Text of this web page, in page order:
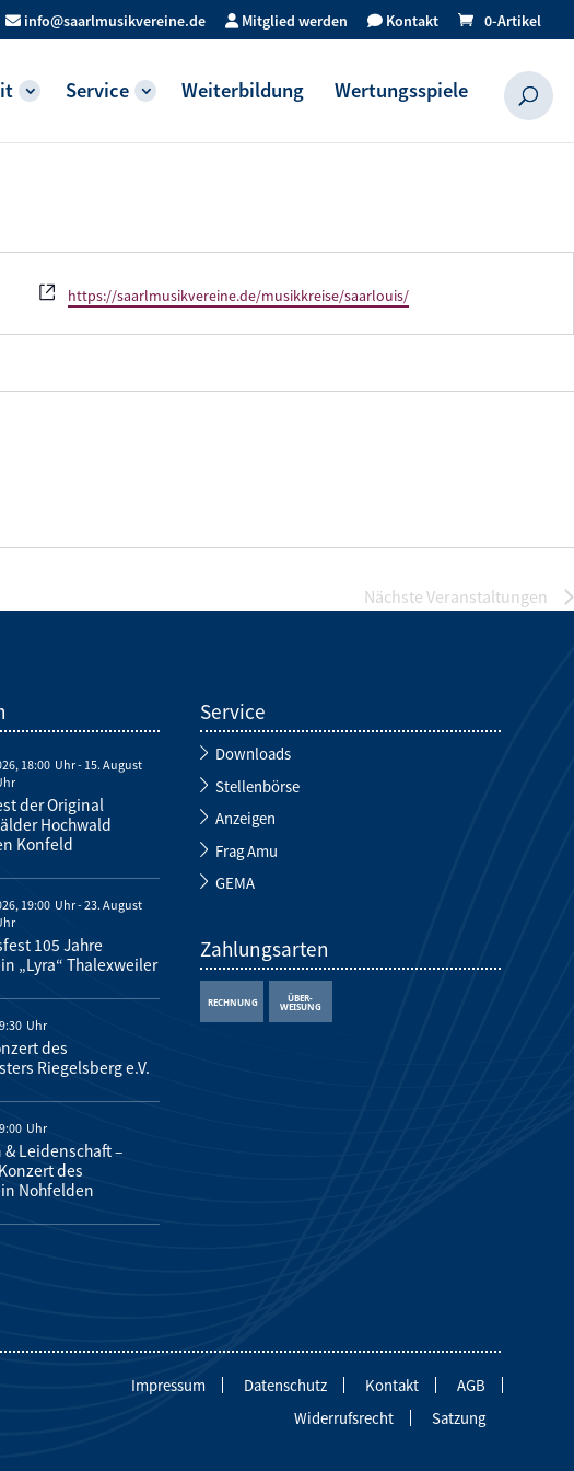
info@saarlmusikvereine.de Mitglied werden Kontakt 0-Artikel
Service Weiterbildung Wertungsspiele
Webseite
https://saarlmusikvereine.de/musikkreise/saarlouis/
Nächste Veranstaltungen
18:00 - 15. August
der Original
Hochwald
Konfeld
19:00 -23. August
105 Jahre
„Lyra“ Thalexweiler
des
Riegelsberg e.V.
Leidenschaft –
des
Nohfelden
Service
Downloads
Stellenbörse
Anzeigen
Frag Amu
GEMA
Zahlungsarten
Impressum Datenschutz Kontakt
AGB
Widerrufsrecht
Satzung